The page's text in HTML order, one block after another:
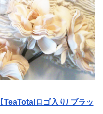
ロゴ入り/ ブラッ